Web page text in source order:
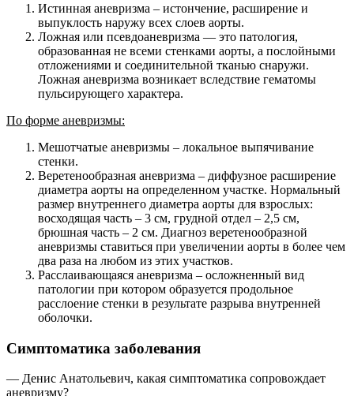
Истинная аневризма – истончение, расширение и
выпуклость наружу всех слоев аорты.
Ложная или псевдоаневризма — это патология,
образованная не всеми стенками аорты, а послойными
отложениями и соединительной тканью снаружи.
Ложная аневризма возникает вследствие гематомы
пульсирующего характера.
По форме аневризмы:
Мешотчатые аневризмы – локальное выпячивание
стенки.
Веретенообразная аневризма – диффузное расширение
диаметра аорты на определенном участке. Нормальный
размер внутреннего диаметра аорты для взрослых:
восходящая часть – 3 см, грудной отдел – 2,5 см,
брюшная часть – 2 см. Диагноз веретенообразной
аневризмы ставиться при увеличении аорты в более чем
два раза на любом из этих участков.
Расслаивающаяся аневризма – осложненный вид
патологии при котором образуется продольное
расслоение стенки в результате разрыва внутренней
оболочки.
Симптоматика заболевания
— Денис Анатольевич, какая симптоматика сопровождает
аневризму?